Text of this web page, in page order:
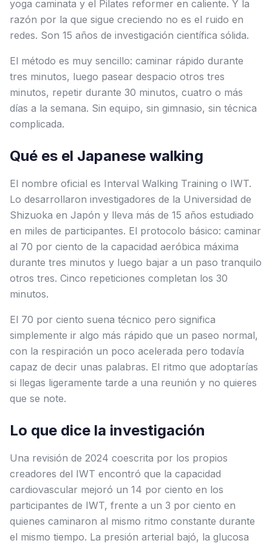
yoga caminata y el Pilates reformer en caliente. Y la
razón por la que sigue creciendo no es el ruido en
redes. Son 15 años de investigación científica sólida.
El método es muy sencillo: caminar rápido durante
tres minutos, luego pasear despacio otros tres
minutos, repetir durante 30 minutos, cuatro o más
días a la semana. Sin equipo, sin gimnasio, sin técnica
complicada.
Qué es el Japanese walking
El nombre oficial es Interval Walking Training o IWT.
Lo desarrollaron investigadores de la Universidad de
Shizuoka en Japón y lleva más de 15 años estudiado
en miles de participantes. El protocolo básico: caminar
al 70 por ciento de la capacidad aeróbica máxima
durante tres minutos y luego bajar a un paso tranquilo
otros tres. Cinco repeticiones completan los 30
minutos.
El 70 por ciento suena técnico pero significa
simplemente ir algo más rápido que un paseo normal,
con la respiración un poco acelerada pero todavía
capaz de decir unas palabras. El ritmo que adoptarías
si llegas ligeramente tarde a una reunión y no quieres
que se note.
Lo que dice la investigación
Una revisión de 2024 coescrita por los propios
creadores del IWT encontró que la capacidad
cardiovascular mejoró un 14 por ciento en los
participantes de IWT, frente a un 3 por ciento en
quienes caminaron al mismo ritmo constante durante
el mismo tiempo. La presión arterial bajó, la glucosa